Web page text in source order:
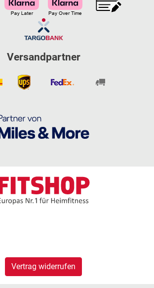
Versandpartner
Vertrag widerrufen